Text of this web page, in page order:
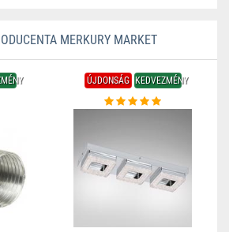
MERKURY MARKET
ÚJDONSÁG KEDVEZMÉNY